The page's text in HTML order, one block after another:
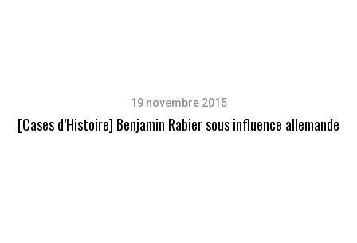
19 novembre 2015
[Cases d’Histoire] Benjamin Rabier sous influence allemande